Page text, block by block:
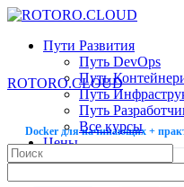
Toggle
Panel
Пути Развития
Путь DevOps
Путь
Путь
Путь
Все курсы
Цены
Wiki
ROTORO.CLOUD
Search
for:
Docker для начинающих +
УРОК 6ИЗ 9